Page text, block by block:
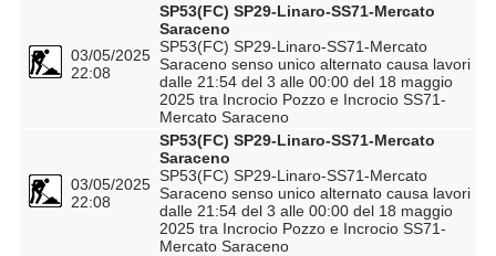
03/05/2025
22:08
SP53(FC) SP29-Linaro-SS71-Mercato
Saraceno
SP53(FC) SP29-Linaro-SS71-Mercato
Saraceno senso unico alternato causa lavori
dalle 21:54 del 3 alle 00:00 del 18 maggio
2025 tra Incrocio Pozzo e Incrocio SS71-
Mercato Saraceno
03/05/2025
22:08
SP53(FC) SP29-Linaro-SS71-Mercato
Saraceno
SP53(FC) SP29-Linaro-SS71-Mercato
Saraceno senso unico alternato causa lavori
dalle 21:54 del 3 alle 00:00 del 18 maggio
2025 tra Incrocio Pozzo e Incrocio SS71-
Mercato Saraceno